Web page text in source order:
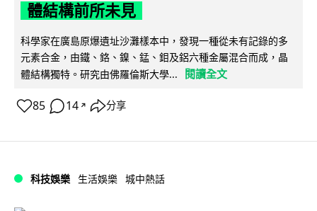
體結構前所未見
科學家在廣島原爆遺址沙灘樣本中，發現一種從未有記錄的多
元素合金，由鐵、鉻、鎳、錳、鉬及鋁六種金屬混合而成，晶
體結構獨特。研究由佛羅倫斯大學...
閱讀全文
85 14 ↗ 分享
科技娛樂 生活娛樂 城中熱話